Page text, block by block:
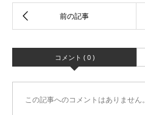
コメント ( 0 )
この記事へのコメントはありません。